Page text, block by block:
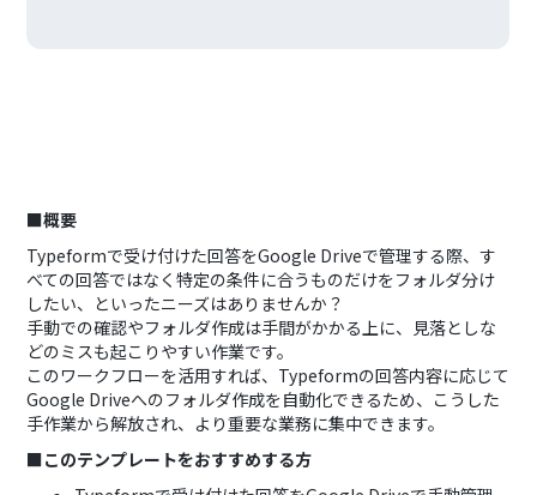
■概要
Typeformで受け付けた回答をGoogle Driveで管理する際、す
べての回答ではなく特定の条件に合うものだけをフォルダ分け
したい、といったニーズはありませんか？
手動での確認やフォルダ作成は手間がかかる上に、見落としな
どのミスも起こりやすい作業です。
このワークフローを活用すれば、Typeformの回答内容に応じて
Google Driveへのフォルダ作成を自動化できるため、こうした
手作業から解放され、より重要な業務に集中できます。
■このテンプレートをおすすめする方